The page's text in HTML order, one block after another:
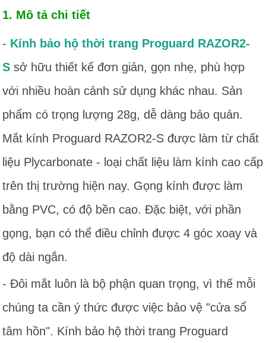
1. Mô tả chi tiết
- Kính bảo hộ thời trang Proguard RAZOR2-
S sở hữu thiết kế đơn giản, gọn nhẹ, phù hợp
với nhiều hoàn cảnh sử dụng khác nhau. Sản
phẩm có trọng lượng 28g, dễ dàng bảo quản.
Mắt kính Proguard RAZOR2-S được làm từ chất
liệu Plycarbonate - loại chất liệu làm kính cao cấp
trên thị trường hiện nay. Gọng kính được làm
bằng PVC, có độ bền cao. Đặc biệt, với phần
gọng, bạn có thể điều chỉnh được 4 góc xoay và
độ dài ngắn.
- Đôi mắt luôn là bộ phận quan trọng, vì thế mỗi
chúng ta cần ý thức được việc bảo vệ "cửa sổ
tâm hồn". Kính bảo hộ thời trang Proguard